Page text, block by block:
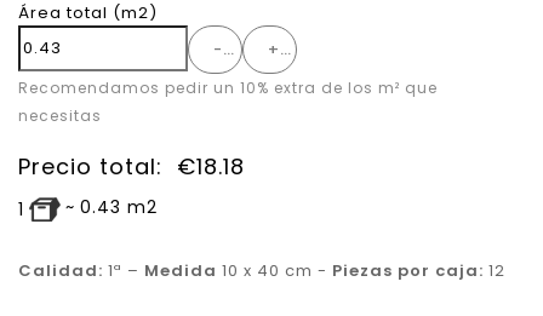
Área total (m2)
-
+
Recomendamos pedir un 10% extra de los m² que
necesitas
Precio total: €18.18
1 ~ 0.43 m2
Calidad: 1ª – Medida 10 x 40 cm - Piezas por caja: 12